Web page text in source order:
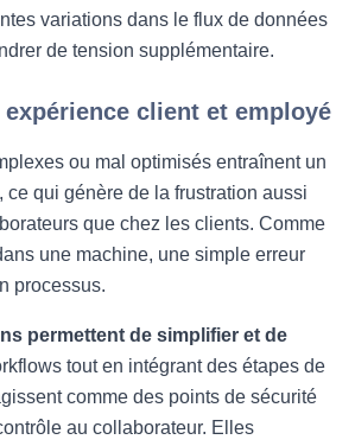
variations dans le flux de données
de tension supplémentaire.
client et employé
ou mal optimisés entraînent un
ce qui génère de la frustration aussi
que chez les clients. Comme
une machine, une simple erreur
processus.
permettent de simplifier et de
tout en intégrant des étapes de
comme des points de sécurité
au collaborateur. Elles